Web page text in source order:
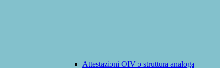
Attestazioni OIV o struttura analoga